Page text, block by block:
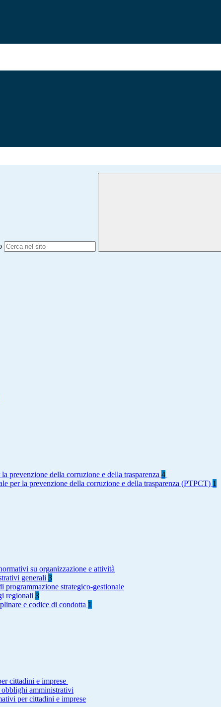
prevenzione della corruzione e della trasparenza 4
per la prevenzione della corruzione e della trasparenza (PTPCT) 1
su organizzazione e attività
generali 3
programmazione strategico-gestionale
regionali 3
e codice di condotta 1
cittadini e imprese
obblighi amministrativi
per cittadini e imprese